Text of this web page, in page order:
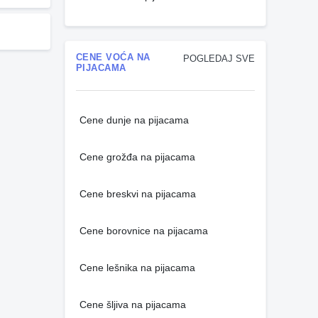
POGLEDAJ SVE
CENE VOĆA NA
PIJACAMA
Cene dunje na pijacama
Cene grožđa na pijacama
Cene breskvi na pijacama
Cene borovnice na pijacama
Cene lešnika na pijacama
Cene šljiva na pijacama